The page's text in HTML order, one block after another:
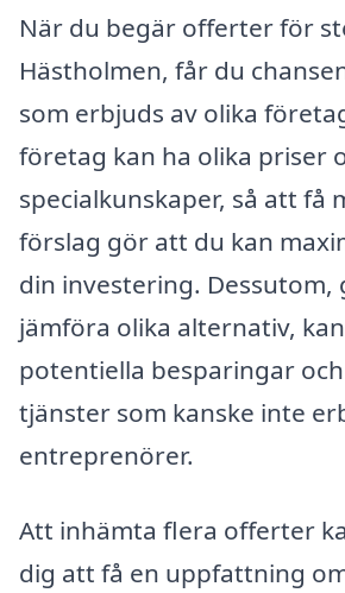
När du begär offerter för
Hästholmen, får du
som erbjuds av olika
företag kan ha olika priser
specialkunskaper, så att få
förslag gör att du kan
din investering. Dessutom,
jämföra olika alternativ,
potentiella besparingar
tjänster som kanske inte
entreprenörer.
Att inhämta flera offerter
dig att få en uppfattning